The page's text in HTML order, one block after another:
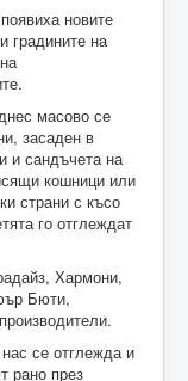
новите
градините на
масово се
засаден в
и сандъчета на
кошници или
страни с късо
го отглеждат
Хармони,
Бюти,
се отглежда и
рано през